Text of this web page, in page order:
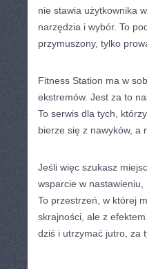
nie stawia użytkownika
narzędzia i wybór. To
przymuszony, tylko
Fitness Station ma w
ekstremów. Jest za to
To serwis dla tych,
bierze się z nawyków, a
Jeśli więc szukasz
wsparcie w
To przestrzeń, w której
skrajności, ale z
dziś i utrzymać jutro, za